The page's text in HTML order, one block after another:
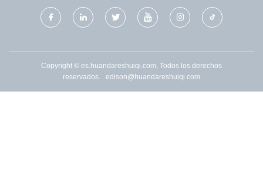
Copyright © es.huandareshuiqi.com, Todos los derechos
reservados. edison@huandareshuiqi.com